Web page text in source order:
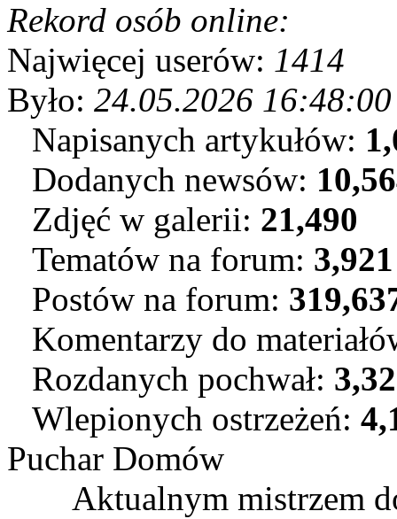
Rekord osób online:
Najwięcej userów: 1414
Było: 24.05.2026 16:48:00
Napisanych artykułów:
Dodanych newsów:
Zdjęć w galerii: 21,490
Tematów na forum: 3,921
Postów na forum:
Komentarzy do
Rozdanych pochwał:
Wlepionych ostrzeżeń:
Puchar Domów
Aktualnym mistrzem